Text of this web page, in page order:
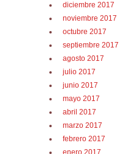
diciembre 2017
noviembre 2017
octubre 2017
septiembre 2017
agosto 2017
julio 2017
junio 2017
mayo 2017
abril 2017
marzo 2017
febrero 2017
enero 2017